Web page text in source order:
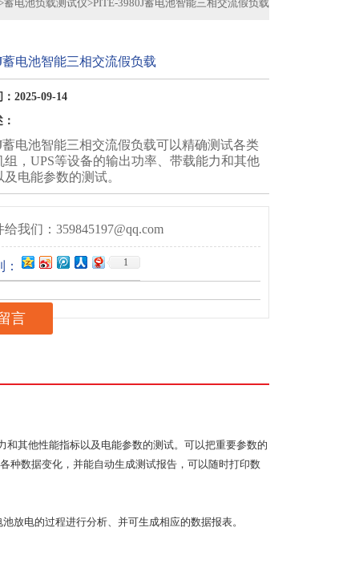
蓄电池负载测试仪>PITE-3980J蓄电池智能三相交流假负载
蓄电池智能三相交流假负载
2025-09-14
蓄电池智能三相交流假负载可以精确测试各类
组，UPS等设备的输出功率、带载能力和其他
电能参数的测试。
给我们：359845197@qq.com
1
言
其他性能指标以及电能参数的测试。可以把重要参数的
种数据变化，并能自动生成测试报告，可以随时打印数
放电的过程进行分析、并可生成相应的数据报表。